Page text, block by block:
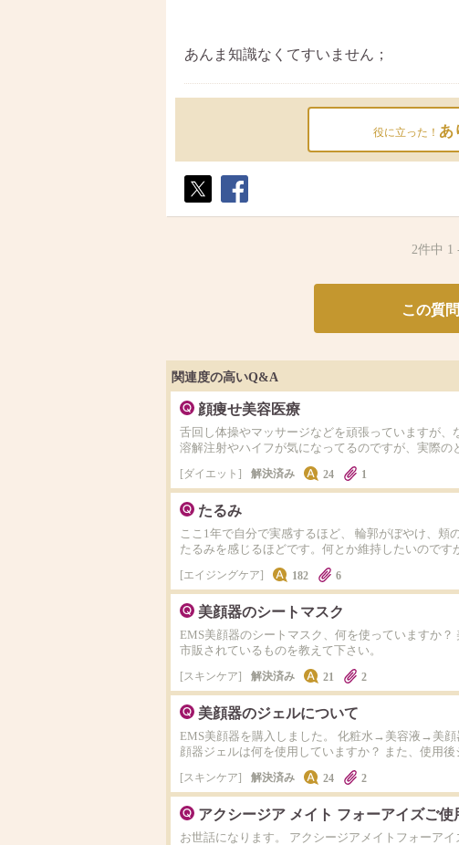
あんま知識なくてすいません；
役に立った！ あ
ト
ア
2件中 1
この質
関連度の高いQ&A
顔痩せ美容医療
舌回し体操やマッサージなどを頑張っていますが
溶解注射やハイフが気になってるのですが、実際
ダイエット 解決済み 24 1
たるみ
ここ1年で自分で実感するほど、 輪郭がぼやけ、
たるみを感じるほどです。何とか維持したいので
エイジングケア 182 6
美顔器のシートマスク
EMS美顔器のシートマスク、何を使っていますか
市販されているものを教えて下さい。
スキンケア 解決済み 21 2
美顔器のジェルについて
EMS美顔器を購入しました。 化粧水→美容液→美
顔器ジェルは何を使用していますか？ また、使用
スキンケア 解決済み 24 2
アクシージア メイト フォーアイズご使
お世話になります。 アクシージアメイトフォーア